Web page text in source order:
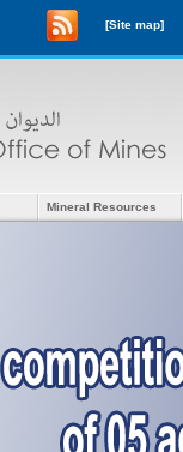
[Site map]
Mineral Resources